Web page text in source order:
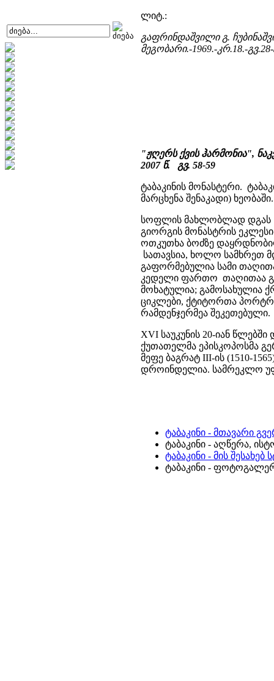
ლიტ.:
გაფრინდაშვილი გ.
მეგობარი.-1969.-კრ.18.-
"ჟღერს ქვის ჰარმონია",
2007 წ. გვ. 58-59
ტაბაკინის მონასტერი.
მარცხენა შენაკადი)
სოფლის მახლობლად დგას
გიორგის მონასტრის
ოთკუთხა ბოძზე
სათავსია, ხოლო სამხრეთ
გაფორმებულია სამი
კედელი ფართო თაღითაა
მოხატულია; გამოსახულია
ციკლები, ქტიტორთა
რამდენჯერმეა შეკეთებული.
XVI საუკუნის 20-იან
ქუთათელმა ეპისკოპოსმა
მეფე ბაგრატ III-ის (1510-
დროინდელია. სამრეკლო
ტაბაკინი - მთავარი
ტაბაკინი - აღწერა,
ტაბაკინი - მის
ტაბაკინი -